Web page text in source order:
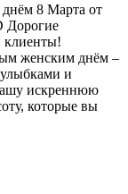
8 Марта от
Дорогие
клиенты!
женским днём –
и
искреннюю
которые вы